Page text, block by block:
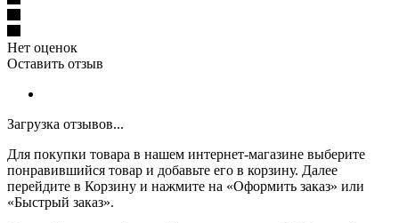
Нет оценок
Оставить отзыв
Загрузка отзывов...
Для покупки товара в нашем интернет-магазине выберите
понравившийся товар и добавьте его в корзину. Далее
перейдите в Корзину и нажмите на «Оформить заказ» или
«Быстрый заказ».